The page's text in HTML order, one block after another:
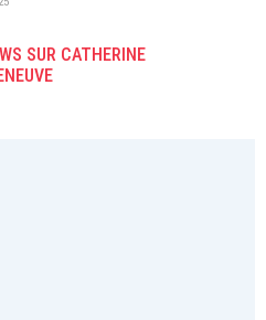
SUR CATHERINE